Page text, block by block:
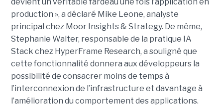
production », a déclaré Mike Leone, analyste
principal chez Moor Insights & Strategy. De même,
Stephanie Walter, responsable de la pratique IA
Stack chez HyperFrame Research, a souligné que
cette fonctionnalité donnera aux développeurs la
possibilité de consacrer moins de temps à
l’interconnexion de l’infrastructure et davantage à
l’amélioration du comportement des applications.